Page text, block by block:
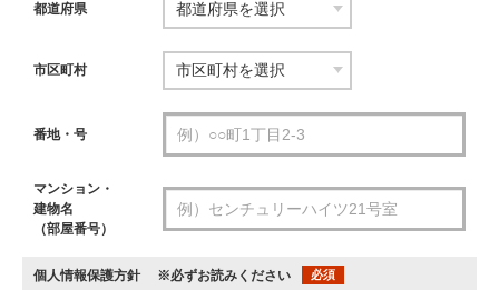
都道府県
市区町村
番地・号
マンション・
建物名
（部屋番号）
個人情報保護方針 ※必ずお読みください 必須